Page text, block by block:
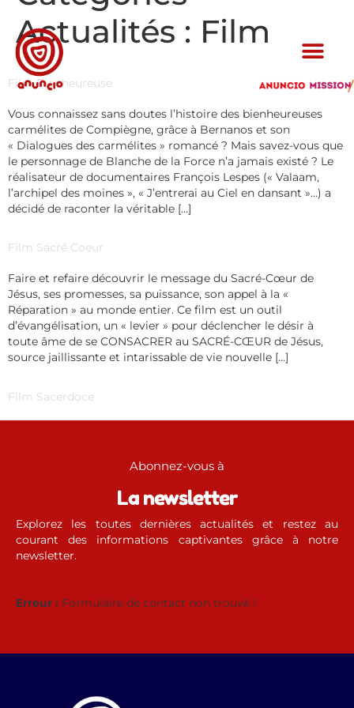
Actualités : Film
Film Bienheureuse
Vous connaissez sans doutes l’histoire des bienheureuses
carmélites de Compiègne, grâce à Bernanos et son
« Dialogues des carmélites » romancé ? Mais savez-vous que
le personnage de Blanche de la Force n’a jamais existé ? Le
réalisateur de documentaires François Lespes (« Valaam,
l’archipel des moines », « J’entrerai au Ciel en dansant »…) a
décidé de raconter la véritable […]
Film Sacré Coeur
Faire et refaire découvrir le message du Sacré-Cœur de
Jésus, ses promesses, sa puissance, son appel à la «
Réparation » au monde entier. Ce film est un outil
d’évangélisation, un « levier » pour déclencher le désir à
toute âme de se CONSACRER au SACRÉ-CŒUR de Jésus,
source jaillissante et intarissable de vie nouvelle […]
Film Sacerdoce
Abonnez-vous à
La newsletter
Explorez les toutes dernières actualités et restez au
courant des informations captivantes grâce à notre
newsletter.
Erreur : Formulaire de contact non trouvé !